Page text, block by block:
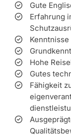
Gute
Erfahrung
Hohe
Gutes
Fähigkeit